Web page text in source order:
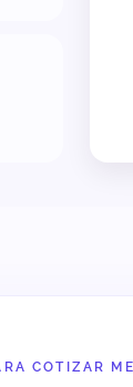
COTIZAR